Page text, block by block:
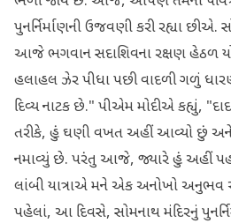
પુનર્નિર્માણની ઉજવણી કરી રહ્યા
આજે ભગવાન સદાશિવના રક્ષણ હેઠળ
હલાહલ ઝેર પીધા પછી વાદળી ગળું
દિવ્ય નાટક છે." પીએમ મોદીએ કહ્યું,
તરીકે, હું ઘણી વખત અહીં આવ્યો છું અને
નમાવ્યું છે. પરંતુ આજે, જ્યારે હું અહીં
લાંબી યાત્રાએ મને એક અનોખો અનુભવ
પહેલાં, આ દિવસે, સોમનાથ મંદિરનું